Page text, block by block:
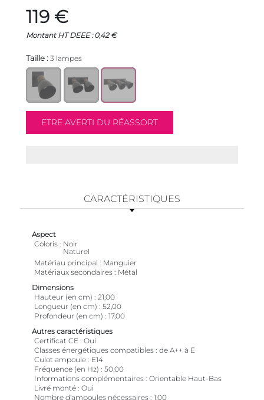
119 €
Montant HT DEEE : 0,42 €
Taille : 3 lampes
CARACTÉRISTIQUES
Aspect
Coloris
Noir
Naturel
Matériau principal
Manguier
Matériaux secondaires
Métal
Dimensions
Hauteur (en cm)
21,00
Longueur (en cm)
52,00
Profondeur (en cm)
17,00
Autres caractéristiques
Certificat CE
Oui
Classes énergétiques compatibles de A++ à E
Culot ampoule
E14
Fréquence (en Hz)
50,00
Informations complémentaires Orientable Haut-Bas
Livré monté Oui
Nombre d'ampoules nécessaires 1,00